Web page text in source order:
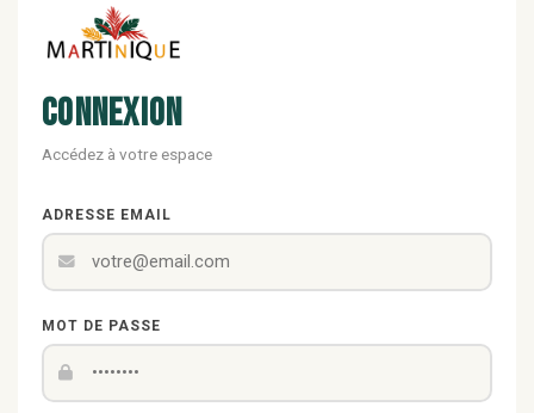
Connexion
Accédez à votre espace
ADRESSE EMAIL
MOT DE PASSE